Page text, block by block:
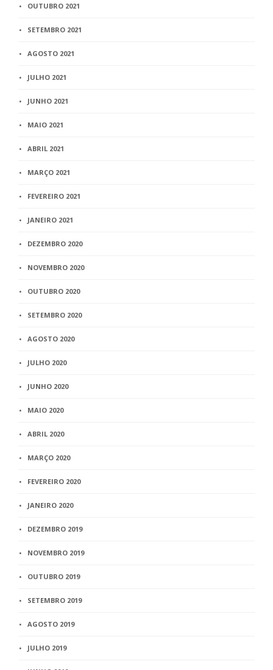
OUTUBRO 2021
SETEMBRO 2021
AGOSTO 2021
JULHO 2021
JUNHO 2021
MAIO 2021
ABRIL 2021
MARÇO 2021
FEVEREIRO 2021
JANEIRO 2021
DEZEMBRO 2020
NOVEMBRO 2020
OUTUBRO 2020
SETEMBRO 2020
AGOSTO 2020
JULHO 2020
JUNHO 2020
MAIO 2020
ABRIL 2020
MARÇO 2020
FEVEREIRO 2020
JANEIRO 2020
DEZEMBRO 2019
NOVEMBRO 2019
OUTUBRO 2019
SETEMBRO 2019
AGOSTO 2019
JULHO 2019